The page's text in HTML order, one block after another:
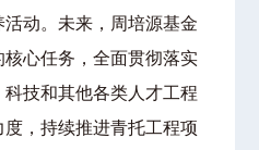
动。未来，周培源基金
心任务，全面贯彻落实
技和其他各类人才工程
，持续推进青托工程项